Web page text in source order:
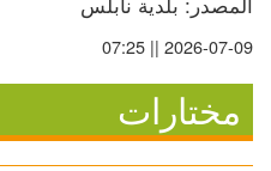
2026-07-09 || 07:25
مختارات